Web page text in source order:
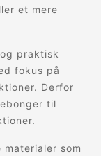
et mere
praktisk
fokus på
Derfor
til
som